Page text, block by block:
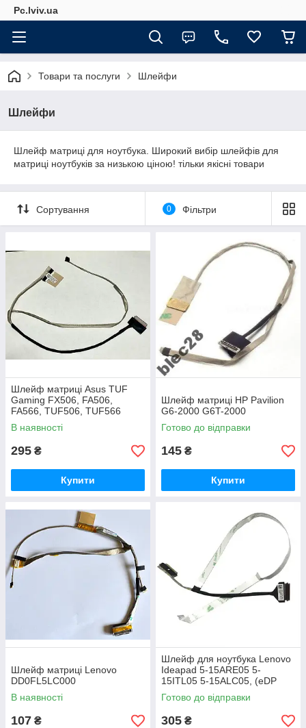
Pc.lviv.ua
Товари та послуги Шлейфи
Шлейфи
Шлейф матриці для ноутбука. Широкий вибір шлейфів для
матриці ноутбуків за низькою ціною! тільки якісні товари
Сортування 0 Фільтри
Шлейф матриці Asus TUF
Gaming FX506, FA506,
FA566, TUF506, TUF566
120/144Hz 14005-03400200
В наявності
295 ₴
Купити
Шлейф матриці HP Pavilion
G6-2000 G6T-2000
Готово до відправки
145 ₴
Купити
Шлейф матриці Lenovo
DD0FL5LC000
В наявності
107 ₴
Шлейф для ноутбука Lenovo
Ideapad 5-15ARE05 5-
15ITL05 5-15ALC05, (eDP
30pin, Non
touch,DC02002BS10)
Готово до відправки
305 ₴